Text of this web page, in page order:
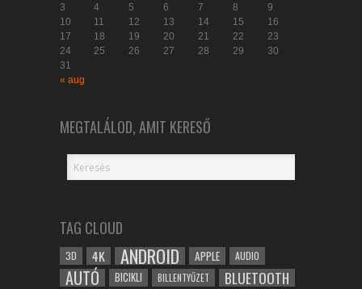
3
4 5 6 7 8
9
10
11 12 13 14 15
16
17
18 19 20 21 22
23
24
25 26 27 28 29
30
31
« aug
MEGTALÁLOD, AMIT KERESŐ
TAG CLOUD
3D 4K ANDROID APPLE AUDIO
AUTÓ BICIKLI BILLENTYŰZET BLUETOOTH